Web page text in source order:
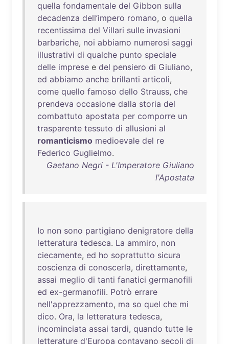
quella fondamentale del Gibbon sulla
decadenza dell’impero romano, o quella
recentissima del Villari sulle invasioni
barbariche, noi abbiamo numerosi saggi
illustrativi di qualche punto speciale
delle imprese e del pensiero di Giuliano,
ed abbiamo anche brillanti articoli,
come quello famoso dello Strauss, che
prendeva occasione dalla storia del
combattuto apostata per comporre un
trasparente tessuto di allusioni al
romanticismo medioevale del re
Federico Guglielmo.
Gaetano Negri - L'Imperatore Giuliano
l'Apostata
Io non sono partigiano denigratore della
letteratura tedesca. La ammiro, non
ciecamente, ed ho soprattutto sicura
coscienza di conoscerla, direttamente,
assai meglio di tanti fanatici germanofili
ed ex-germanofili. Potrò errare
nell'apprezzamento, ma so quel che mi
dico. Ora, la letteratura tedesca,
incominciata assai tardi, quando tutte le
letterature d'Europa contavano secoli di